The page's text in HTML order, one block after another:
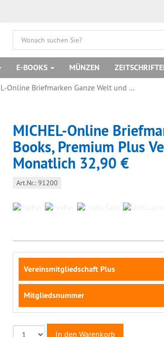
E-BOOKS MÜNZEN
Online Briefmarken Ganze Welt und ...
MICHEL-Online
Books, Premium Plus
Monatlich 32,90 €
Art.Nr.: 91200
Vereinsmitgliedschaft Plus
Mitgliedsnummer
In den Warenkorb